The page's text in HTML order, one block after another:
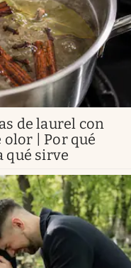
de laurel con
olor | Por qué
qué sirve